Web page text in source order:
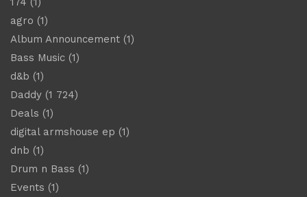
agro (1)
Album Announcement (1)
Bass Music (1)
d&b (1)
Daddy (1 724)
Deals (1)
digital armshouse ep (1)
dnb (1)
Drum n Bass (1)
Events (1)